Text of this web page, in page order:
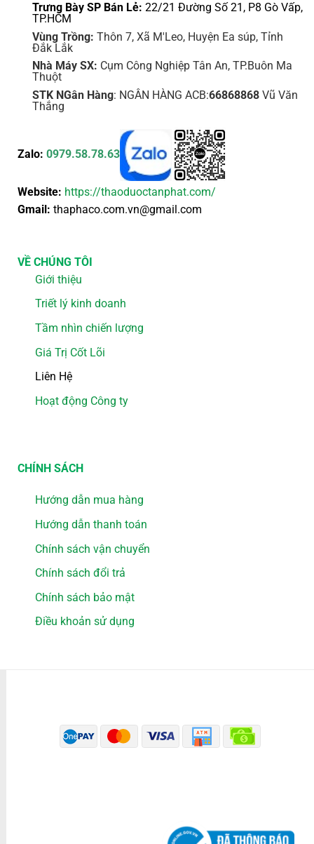
Trưng Bày SP Bán Lẻ: 22/21 Đường Số 21, P8 Gò Vấp,
TP.HCM
Vùng Trồng: Thôn 7, Xã M'Leo, Huyện Ea súp, Tỉnh
Đắk Lắk
Nhà Máy SX: Cụm Công Nghiệp Tân An, TP.Buôn Ma
Thuột
STK NGân Hàng: NGÂN HÀNG ACB:66868868Vũ Văn
Thắng
Zalo: 0979.58.78.63
Website: https://thaoduoctanphat.com/
Gmail: thaphaco.com.vn@gmail.com
VỀ CHÚNG TÔI
Giới thiệu
Triết lý kinh doanh
Tầm nhìn chiến lượng
Giá Trị Cốt Lõi
Liên Hệ
Hoạt động Công ty
CHÍNH SÁCH
Hướng dẫn mua hàng
Hướng dẫn thanh toán
Chính sách vận chuyển
Chính sách đổi trả
Chính sách bảo mật
Điều khoản sử dụng